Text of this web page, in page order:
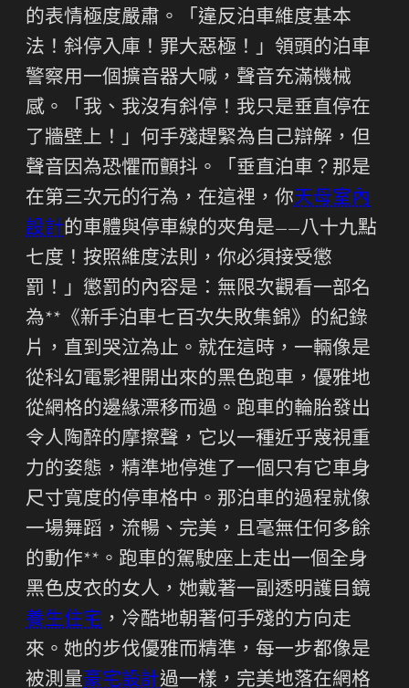
的表情極度嚴肅。「違反泊車維度基本
法！斜停入庫！罪大惡極！」領頭的泊車
警察用一個擴音器大喊，聲音充滿機械
感。「我、我沒有斜停！我只是垂直停在
了牆壁上！」何手殘趕緊為自己辯解，但
聲音因為恐懼而顫抖。「垂直泊車？那是
在第三次元的行為，在這裡，你天母室內
設計的車體與停車線的夾角是——八十九點
七度！按照維度法則，你必須接受懲
罰！」懲罰的內容是：無限次觀看一部名
為**《新手泊車七百次失敗集錦》的紀錄
片，直到哭泣為止。就在這時，一輛像是
從科幻電影裡開出來的黑色跑車，優雅地
從網格的邊緣漂移而過。跑車的輪胎發出
令人陶醉的摩擦聲，它以一種近乎蔑視重
力的姿態，精準地停進了一個只有它車身
尺寸寬度的停車格中。那泊車的過程就像
一場舞蹈，流暢、完美，且毫無任何多餘
的動作**。跑車的駕駛座上走出一個全身
黑色皮衣的女人，她戴著一副透明護目鏡
養生住宅 ，冷酷地朝著何手殘的方向走
來。她的步伐優雅而精準，每一步都像是
被測量豪宅設計過一樣，完美地落在網格